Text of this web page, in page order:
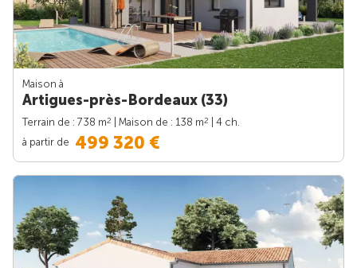
Maison à
Artigues-près-Bordeaux (33)
Terrain de : 738 m2 | Maison de : 138 m2
| 4 ch.
à partir de 499 320 €